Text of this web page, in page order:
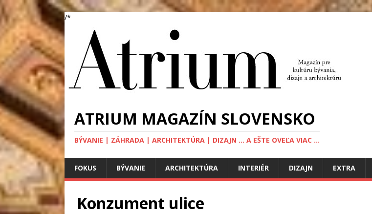
/*
ATRIUM MAGAZÍN SLOVENSKO
BÝVANIE | ZÁHRADA | ARCHITEKTÚRA | DIZAJN ... A EŠTE OVEĽA VIAC ...
FOKUS BÝVANIE ARCHITEKTÚRA INTERIÉR DIZAJN EXTRA
Konzument ulice